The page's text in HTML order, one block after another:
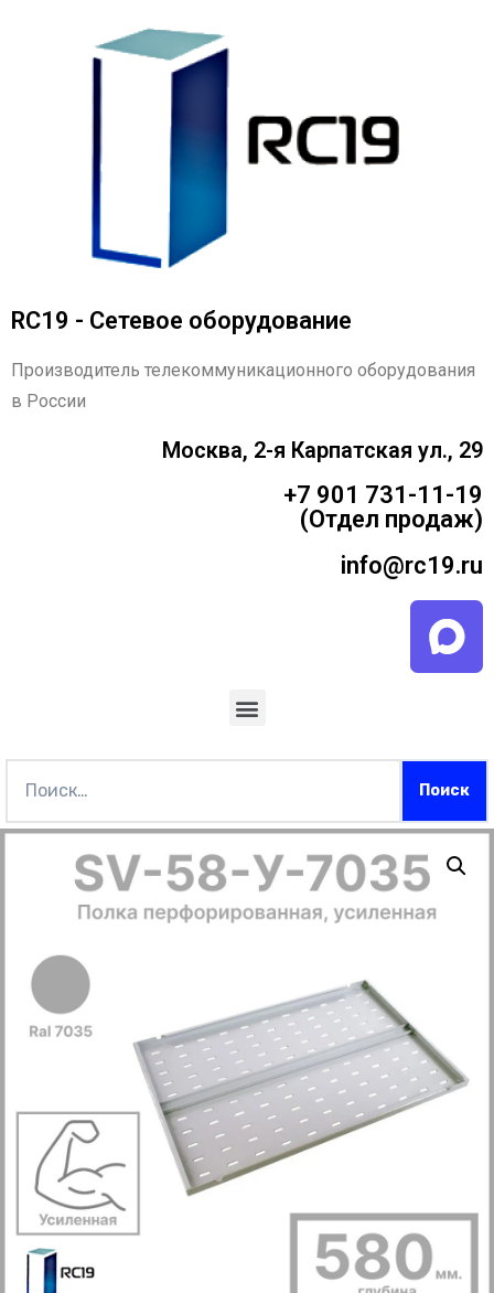
RC19 - Сетевое оборудование
Производитель телекоммуникационного оборудования
в России
Москва, 2-я Карпатская ул., 29
+7 901 731-11-19
(Отдел продаж)
info@rc19.ru